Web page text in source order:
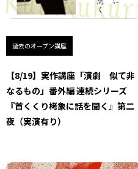
過去のオープン講座
【8/19】実作講座「演劇 似て非
なるもの」番外編 連続シリーズ
『首くくり栲象に話を聞く』第二
夜（実演有り）